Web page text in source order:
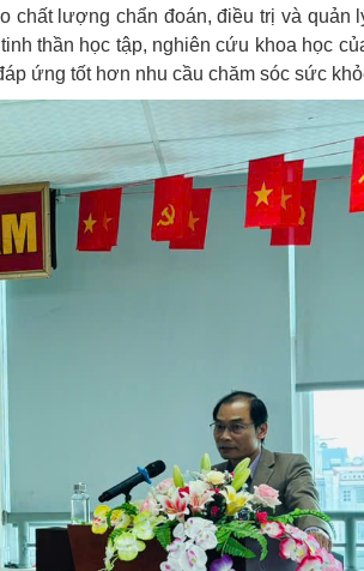
chất lượng chẩn đoán, điều trị và quản
thần học tập, nghiên cứu khoa học
ứng tốt hơn nhu cầu chăm sóc sức